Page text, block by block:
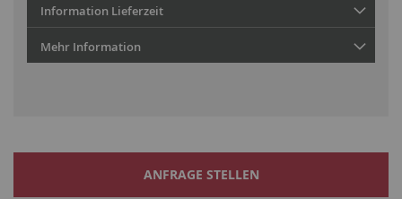
Information Lieferzeit
Mehr Information
ANFRAGE STELLEN